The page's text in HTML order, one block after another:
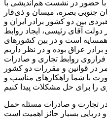
حضور در نشست هم‌اندیشی با
جنوبی بصره، میسان و ذی‌قار
بین دو کشور برادر ایران و
آقای رئیسی، ایجاد روابط
همسایه است و در بین کشورهای
عراق بوده و در نظر داریم
روابط تجاری و صادرات
در قوانین و مقررات دو کشور
با شما راهکارهای مناسب و
تجارت و صادرات مسئله حمل